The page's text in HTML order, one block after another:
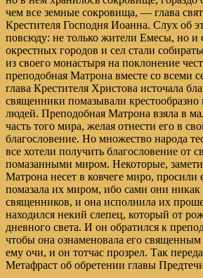
чем все земные сокровища, — глава
Крестителя Господня Иоанна. Слух об
повсюду: не только жители Емесы, но и
окрестных городов и сел стали
из своего монастыря на поклонение
преподобная Матрона вместе со всеми
глава Крестителя Христова источала
священники помазывали крестообразно
людей. Преподобная Матрона взяла в
часть того мира, желая отнести его в
благословение. Но множество народа
все хотели получить благословение от
помазанными миром. Некоторые,
Матрона несет в ковчеге миро, просили
помазала их миром, ибо сами они
священников, и она исполнила их
находился некий слепец, который от
дневного света. И он обратился к
чтобы она ознаменовала его
ему очи, и он тотчас прозрел. Так
Метафраст об обретении главы